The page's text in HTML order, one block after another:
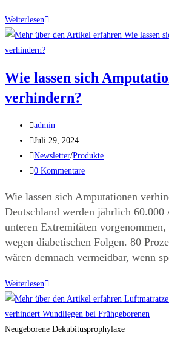
Weiterlesen
Wie lassen sich
verhindern?
admin
Juli 29, 2024
Newsletter/Produkte
0 Kommentare
Wie lassen sich Amputationen
Deutschland werden jährlich 60.000
unteren Extremitäten
wegen diabetischen Folgen. 80
wären demnach vermeidbar, wenn
Weiterlesen
Neugeborene Dekubitusprophylaxe